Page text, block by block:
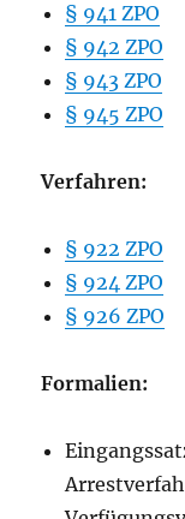
§ 941 ZPO
§ 942 ZPO
§ 943 ZPO
§ 945 ZPO
Verfahren:
§ 922 ZPO
§ 924 ZPO
§ 926 ZPO
Formalien: